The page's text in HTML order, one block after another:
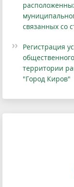
связанных со
Регистрация
территории
"Город Киров"